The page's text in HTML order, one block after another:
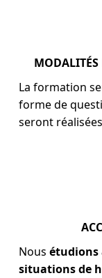
MODALITÉS
La formation
forme de
seront
Nous étudions
situations de